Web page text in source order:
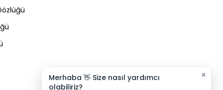
×
Merhaba 👋 Size nasıl yardımcı
olabiliriz?